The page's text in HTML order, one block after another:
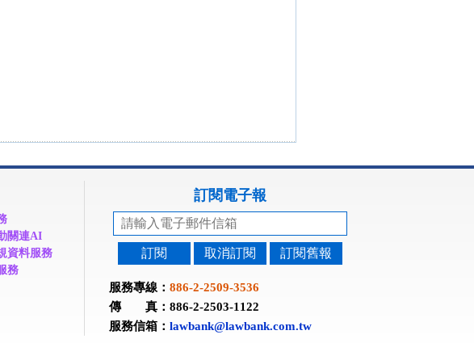
關連AI
資料服務
務
訂閱電子報
訂閱 取消訂閱 訂閱舊報
服務專線： 886-2-2509-3536
傳 真：886-2-2503-1122
服務信箱： lawbank@lawbank.com.tw